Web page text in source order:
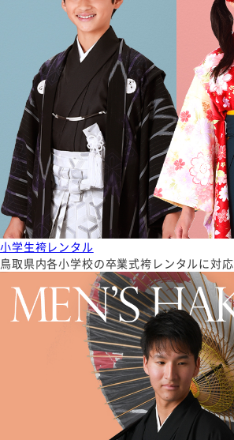
小学生袴レンタル
鳥取県内各小学校の卒業式袴レンタルに対応